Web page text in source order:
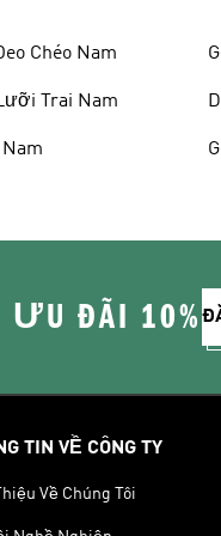
Chéo Nam
Trai Nam
Nam
ƯU ĐÃI 10%
TIN VỀ CÔNG TY
Về Chúng Tôi